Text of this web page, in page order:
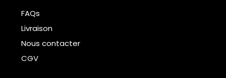
FAQs
Livraison
Nous contacter
CGV